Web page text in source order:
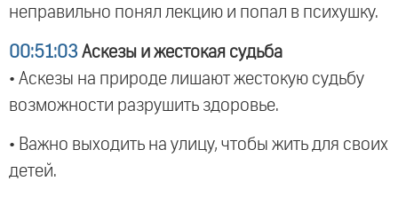
неправильно понял лекцию и попал в психушку.
00:51:03 Аскезы и жестокая судьба
• Аскезы на природе лишают жестокую судьбу
возможности разрушить здоровье.
• Важно выходить на улицу, чтобы жить для своих
детей.